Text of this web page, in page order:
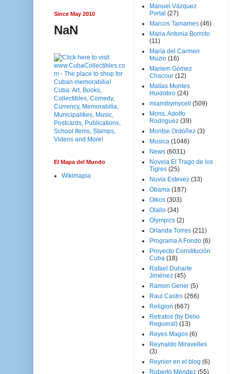
Since May 2010
NaN
El Mapa del Mundo
Wikimapia
Manuel Vázquez
Portal (27)
Marcos Tamames (46)
Maria Antonia Borroto
(11)
María del Carmen
Muzio (16)
Mariem Gómez
Chacour (12)
Matías Montes
Huidobro (24)
miamibymycell
(509)
Mons. Adolfo
Rodriguez (39)
Montse Ordóñez (3)
Musica (1046)
News (6031)
Novela El Trago de los
Tigres (25)
Nuvia Estevez (33)
Obama (187)
Oikos (303)
Olallo (34)
Olympics (2)
Orlanda Torres (211)
Programa A Fondo (6)
Proyecto Constitución
Cuba (18)
Rafael Duharte
Jiménez (45)
Ramon Gener (5)
Raul Castro (266)
Religion (667)
Retratos (by Delio
Regueral) (13)
Reyes Magos (6)
Reynaldo Miravelles
(3)
Reynier en el blog (6)
Roberto Méndez (55)